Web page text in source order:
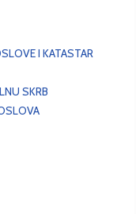
I KATASTAR
SKRB